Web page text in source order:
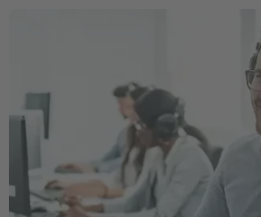
Weiter zu Servicenummern und